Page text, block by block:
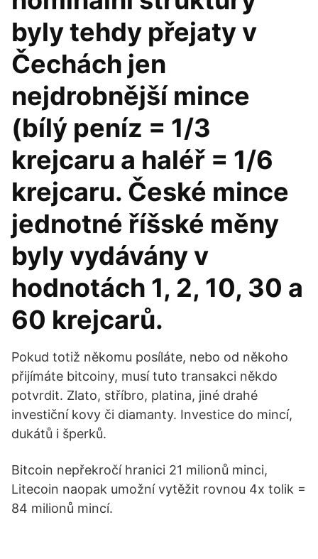
byly tehdy přejaty v
Čechách jen
nejdrobnější mince
(bílý peníz = 1/3
krejcaru a haléř = 1/6
krejcaru. České mince
jednotné říšské měny
byly vydávány v
hodnotách 1, 2, 10, 30 a
60 krejcarů.
Pokud totiž někomu posíláte, nebo od někoho
přijímáte bitcoiny, musí tuto transakci někdo
potvrdit. Zlato, stříbro, platina, jiné drahé
investiční kovy či diamanty. Investice do mincí,
dukátů i šperků.
Bitcoin nepřekročí hranici 21 milionů minci,
Litecoin naopak umožní vytěžit rovnou 4x tolik =
84 milionů mincí.